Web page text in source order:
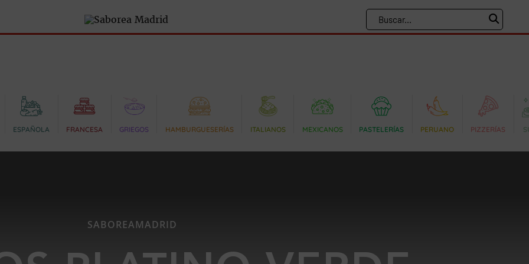
ESPAÑOLA FRANCESA GRIEGOS HAMBURGUESERÍAS ITALIANOS MEXICANOS PASTELERÍAS PERUANO PIZZERÍAS
SABOREAMADRID